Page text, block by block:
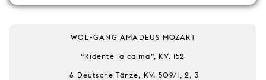
WOLFGANG AMADEUS MOZART
“Ridente la calma”, KV. 152
6 Deutsche Tänze, KV. 509/1, 2, 3